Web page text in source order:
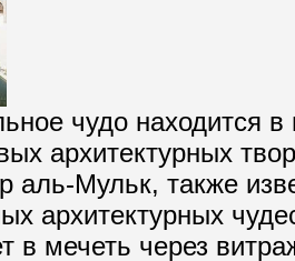
чудо находится
архитектурных
аль-Мульк, также
архитектурных
в мечеть через